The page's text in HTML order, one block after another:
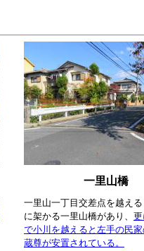
一里山橋
一里山一丁目交差点を越え
に架かる一里山橋があり、
で小川を越えると左手の民
蔵尊が安置されている。